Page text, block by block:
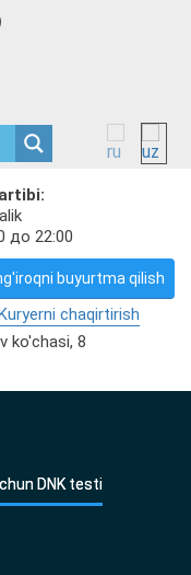
до 22:00
buyurtma qilish
chaqirtirish
ko'chasi, 8
DNK testi